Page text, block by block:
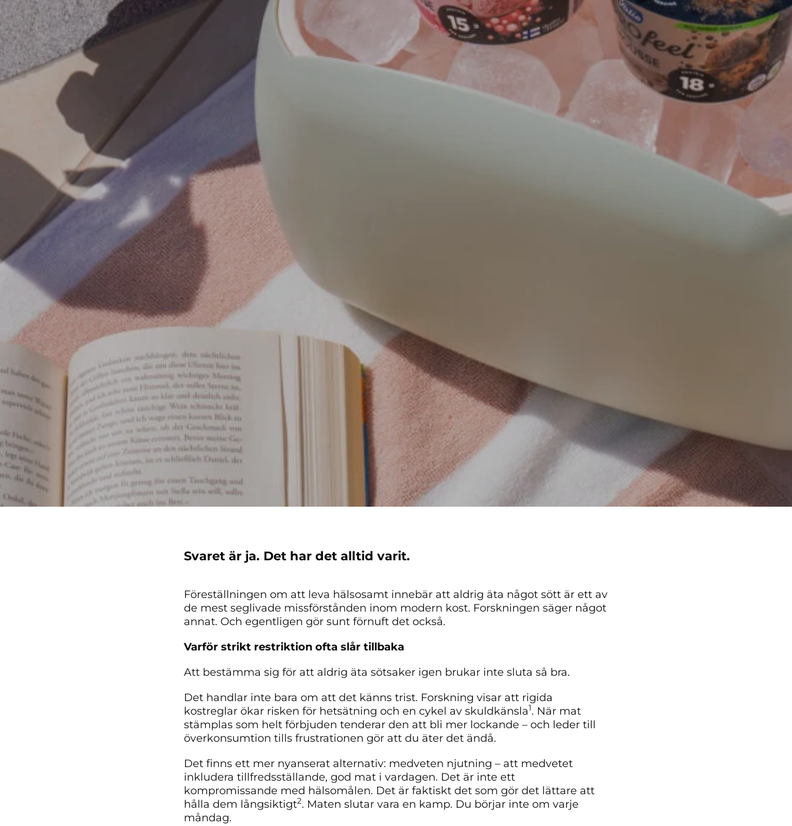
Svaret är ja. Det har det alltid varit.
Föreställningen om att leva hälsosamt innebär att aldrig äta något sött är ett av
de mest seglivade missförstånden inom modern kost. Forskningen säger något
annat. Och egentligen gör sunt förnuft det också.
Varför strikt restriktion ofta slår tillbaka
Att bestämma sig för att aldrig äta sötsaker igen brukar inte sluta så bra.
Det handlar inte bara om att det känns trist. Forskning visar att rigida
kostreglar ökar risken för hetsätning och en cykel av skuldkänsla1. När mat
stämplas som helt förbjuden tenderar den att bli mer lockande – och leder till
överkonsumtion tills frustrationen gör att du äter det ändå.
Det finns ett mer nyanserat alternativ: medveten njutning – att medvetet
inkludera tillfredsställande, god mat i vardagen. Det är inte ett
kompromissande med hälsomålen. Det är faktiskt det som gör det lättare att
hålla dem långsiktigt2. Maten slutar vara en kamp. Du börjar inte om varje
måndag.